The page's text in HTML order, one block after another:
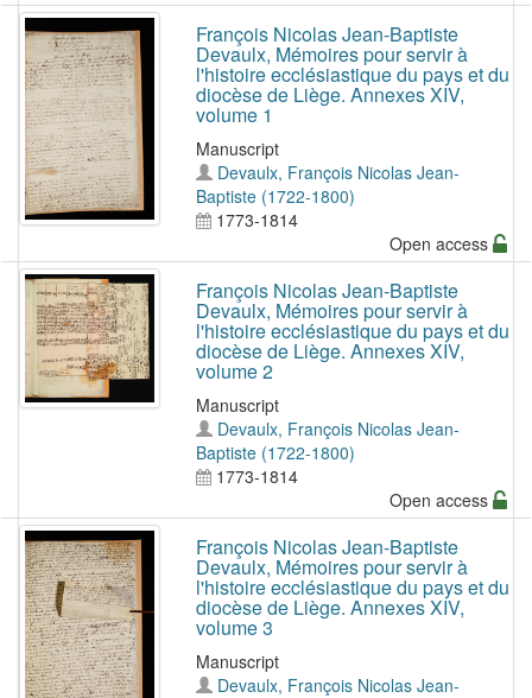
François Nicolas Jean-Baptiste
Devaulx, Mémoires pour servir à
l'histoire ecclésiastique du pays et du
diocèse de Liège. Annexes XIV,
volume 1
Manuscript
Devaulx, François Nicolas Jean-
Baptiste (1722-1800)
1773-1814
Open access
François Nicolas Jean-Baptiste
Devaulx, Mémoires pour servir à
l'histoire ecclésiastique du pays et du
diocèse de Liège. Annexes XIV,
volume 2
Manuscript
Devaulx, François Nicolas Jean-
Baptiste (1722-1800)
1773-1814
Open access
François Nicolas Jean-Baptiste
Devaulx, Mémoires pour servir à
l'histoire ecclésiastique du pays et du
diocèse de Liège. Annexes XIV,
volume 3
Manuscript
Devaulx, François Nicolas Jean-